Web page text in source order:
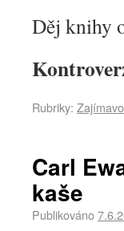
Děj knihy
Rubriky:
Carl
kaše
Publikováno